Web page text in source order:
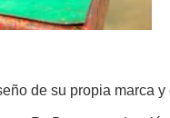
de su propia